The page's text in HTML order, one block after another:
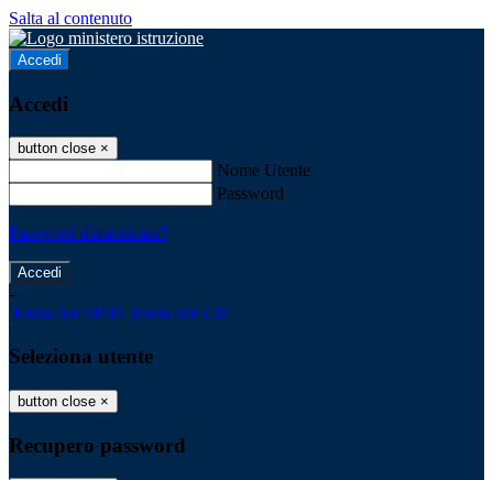
Salta al contenuto
Accedi
Accedi
button close ×
Nome Utente
Password
Password dimenticata?
-
Entra con SPID Entra con CIE
Seleziona utente
button close ×
Recupero password